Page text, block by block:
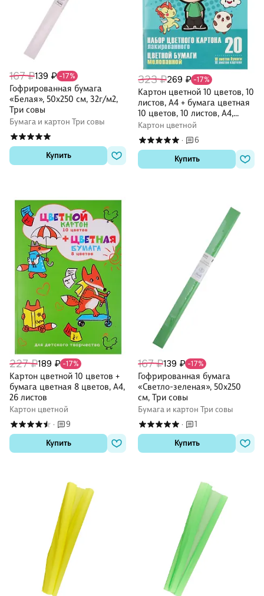
167 ₽139 ₽ -17%
Гофрированная бумага
«Белая», 50х250 см, 32г/м2,
Три совы
Бумага и картон Три совы
Купить
323 ₽269 ₽ -17%
Картон цветной 10 цветов, 10
листов, А4 + бумага цветная
10 цветов, 10 листов, А4,
"Влад А4"
Картон цветной
·
6
Купить
227 ₽189 ₽ -17%
Картон цветной 10 цветов +
бумага цветная 8 цветов, А4,
26 листов
Картон цветной
·
9
Купить
167 ₽139 ₽ -17%
Гофрированная бумага
«Светло-зеленая», 50х250
см, Три совы
Бумага и картон Три совы
·
1
Купить